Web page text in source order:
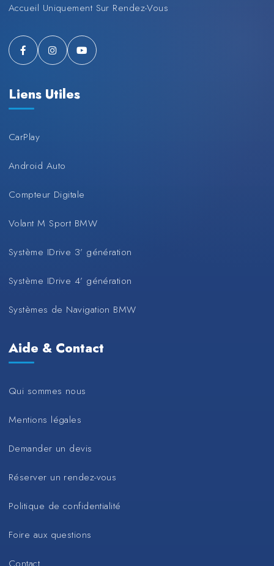
Accueil Uniquement Sur Rendez-Vous
Liens Utiles
CarPlay
Android Auto
Compteur Digitale
Volant M Sport BMW
Système IDrive 3’ génération
Système IDrive 4’ génération
Systèmes de Navigation BMW
Aide & Contact
Qui sommes nous
Mentions légales
Demander un devis
Réserver un rendez-vous
Politique de confidentialité
Foire aux questions